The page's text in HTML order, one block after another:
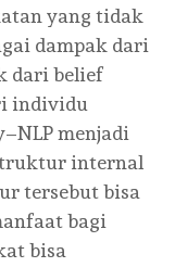
yang tidak
dampak dari
dari belief
individu
menjadi
internal
tersebut bisa
bagi
bisa